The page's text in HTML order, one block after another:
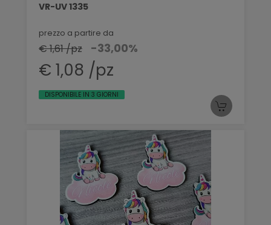
VR-UV 1335
prezzo a partire da
€ 1,61 /pz -33,00%
€ 1,08 /pz
DISPONIBILE IN 3 GIORNI